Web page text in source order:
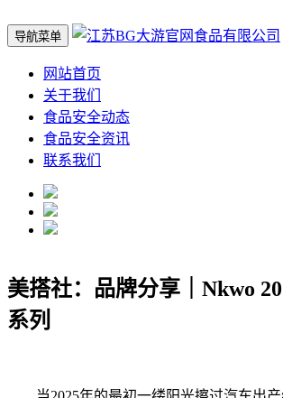
导航菜单
网站首页
关于我们
食品安全动态
食品安全资讯
联系我们
美搭社：品牌分享｜Nkwo
系列